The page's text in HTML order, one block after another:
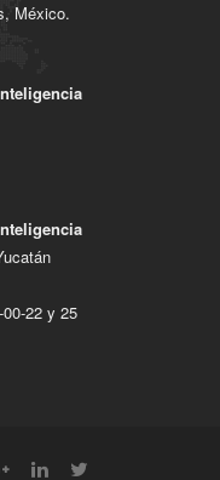
México.
22 y 25